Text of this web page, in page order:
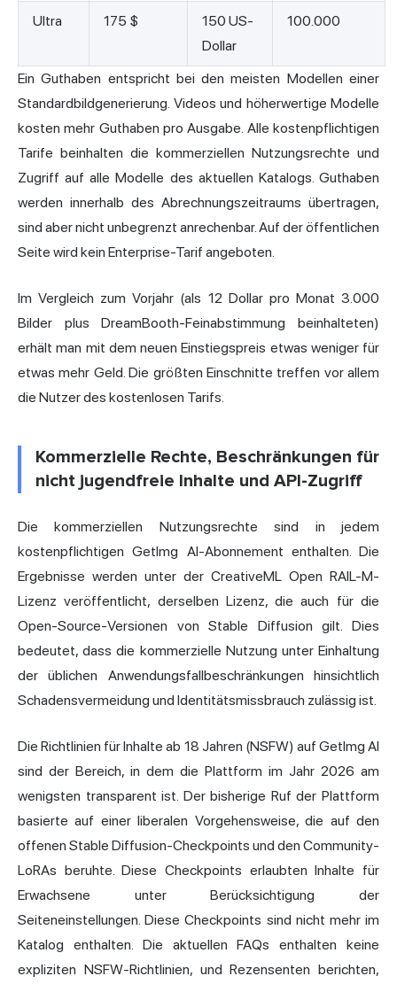
Ultra 175 $
150 US-
Dollar
100.000
Ein Guthaben entspricht bei den meisten Modellen einer
Standardbildgenerierung. Videos und höherwertige Modelle
kosten mehr Guthaben pro Ausgabe. Alle kostenpflichtigen
Tarife beinhalten die kommerziellen Nutzungsrechte und
Zugriff auf alle Modelle des aktuellen Katalogs. Guthaben
werden innerhalb des Abrechnungszeitraums übertragen,
sind aber nicht unbegrenzt anrechenbar. Auf der öffentlichen
Seite wird kein Enterprise-Tarif angeboten.
Im Vergleich zum Vorjahr (als 12 Dollar pro Monat 3.000
Bilder plus DreamBooth-Feinabstimmung beinhalteten)
erhält man mit dem neuen Einstiegspreis etwas weniger für
etwas mehr Geld. Die größten Einschnitte treffen vor allem
die Nutzer des kostenlosen Tarifs.
Kommerzielle Rechte, Beschränkungen für
nicht jugendfreie Inhalte und API-Zugriff
Die kommerziellen Nutzungsrechte sind in jedem
kostenpflichtigen GetImg AI-Abonnement enthalten. Die
Ergebnisse werden unter der CreativeML Open RAIL-M-
Lizenz veröffentlicht, derselben Lizenz, die auch für die
Open-Source-Versionen von Stable Diffusion gilt. Dies
bedeutet, dass die kommerzielle Nutzung unter Einhaltung
der üblichen Anwendungsfallbeschränkungen hinsichtlich
Schadensvermeidung und Identitätsmissbrauch zulässig ist.
Die Richtlinien für Inhalte ab 18 Jahren (NSFW) auf GetImg AI
sind der Bereich, in dem die Plattform im Jahr 2026 am
wenigsten transparent ist. Der bisherige Ruf der Plattform
basierte auf einer liberalen Vorgehensweise, die auf den
offenen Stable Diffusion-Checkpoints und den Community-
LoRAs beruhte. Diese Checkpoints erlaubten Inhalte für
Erwachsene unter Berücksichtigung der
Seiteneinstellungen. Diese Checkpoints sind nicht mehr im
Katalog enthalten. Die aktuellen FAQs enthalten keine
expliziten NSFW-Richtlinien, und Rezensenten berichten,